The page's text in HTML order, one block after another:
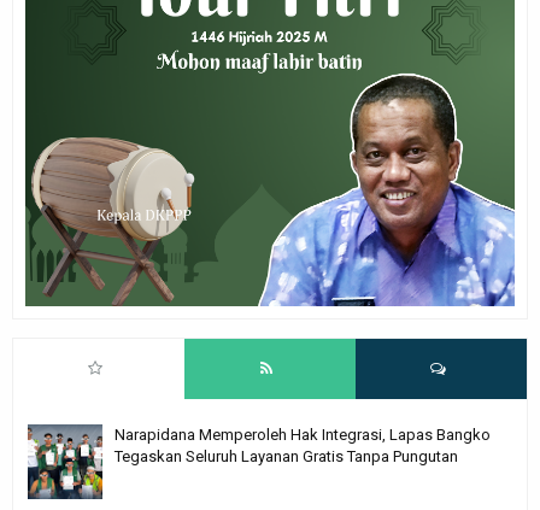
Narapidana Memperoleh Hak Integrasi, Lapas Bangko
Tegaskan Seluruh Layanan Gratis Tanpa Pungutan